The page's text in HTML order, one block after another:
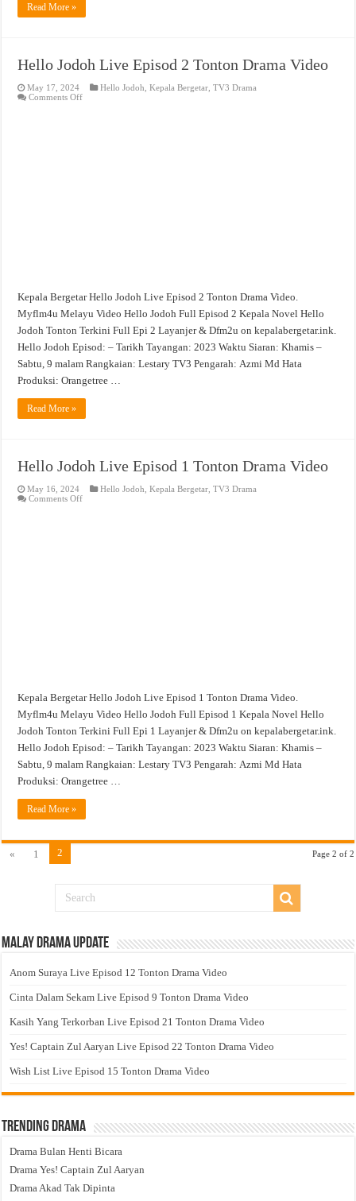
Read More »
Hello Jodoh Live Episod 2 Tonton Drama Video
May 17, 2024 Hello Jodoh ,Kepala Bergetar ,TV3 Drama
Comments Offon
Kepala Bergetar Hello Jodoh Live Episod 2 Tonton Drama Video.
Myflm4u Melayu Video Hello Jodoh Full Episod 2 Kepala Novel Hello
Jodoh Tonton Terkini Full Epi 2 Layanjer & Dfm2u on kepalabergetar.ink.
Hello Jodoh Episod: – Tarikh Tayangan: 2023 Waktu Siaran: Khamis –
Sabtu, 9 malam Rangkaian: Lestary TV3 Pengarah: Azmi Md Hata
Produksi: Orangetree …
Read More »
Hello Jodoh Live Episod 1 Tonton Drama Video
May 16, 2024 Hello Jodoh ,Kepala Bergetar ,TV3 Drama
Comments Offon
Kepala Bergetar Hello Jodoh Live Episod 1 Tonton Drama Video.
Myflm4u Melayu Video Hello Jodoh Full Episod 1 Kepala Novel Hello
Jodoh Tonton Terkini Full Epi 1 Layanjer & Dfm2u on kepalabergetar.ink.
Hello Jodoh Episod: – Tarikh Tayangan: 2023 Waktu Siaran: Khamis –
Sabtu, 9 malam Rangkaian: Lestary TV3 Pengarah: Azmi Md Hata
Produksi: Orangetree …
Read More »
Page 2 of 2
« 1 2
Malay Drama Update
Anom Suraya Live Episod 12 Tonton Drama Video
Cinta Dalam Sekam Live Episod 9 Tonton Drama Video
Kasih Yang Terkorban Live Episod 21 Tonton Drama Video
Yes! Captain Zul Aaryan Live Episod 22 Tonton Drama Video
Wish List Live Episod 15 Tonton Drama Video
Trending Drama
Drama Bulan Henti Bicara
Drama Yes! Captain Zul Aaryan
Drama Akad Tak Dipinta